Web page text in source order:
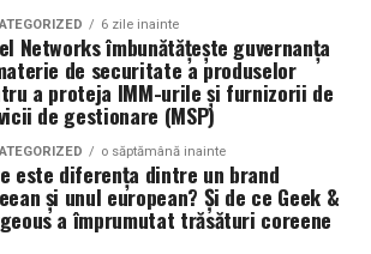
la Timișoara- un exemplu
colaborare transfrontalieră.
doi tineri din industria ospitalității au
de city break în Timiș- de la
la trasee turistice și viață de
solist al Operei din Timișoara a
celor trei teatre (român, maghiar,
6 zile inainte
Networks îmbunătățește guvernanța
de securitate a produselor
a proteja IMM-urile și furnizorii de
de gestionare (MSP)
o săptămână inainte
este diferența dintre un brand
și unul european? Și de ce Geek &
a împrumutat trăsături coreene